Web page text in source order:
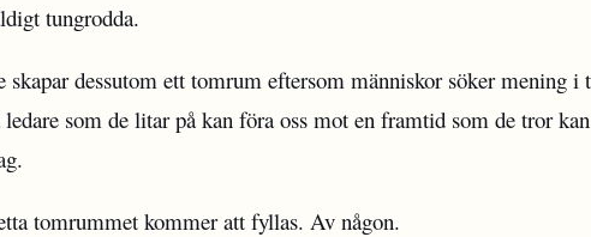
tungrodda.
skapar dessutom ett tomrum eftersom människor söker mening
ledare som de litar på kan föra oss mot en framtid som de tror
tomrummet kommer att fyllas. Av någon.